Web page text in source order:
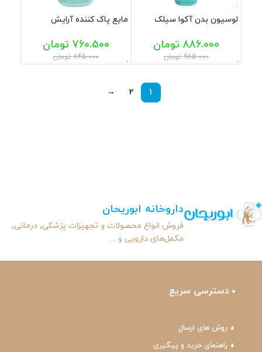
لوسیون بدن آکوا سیلک
985.000 تومان
886.000 تومان
مایع پاک کننده آرایش
845.000 تومان
760.500 تومان
1
2
→
داروخانه ابوریحان
فروش انواع محصولات و تجهیزات پزشکی٬ درمانی٬
مکمل‌های دارویی و ...
دسترسی سریع
روش های ارسال
راهنمای خرید و پیگیری